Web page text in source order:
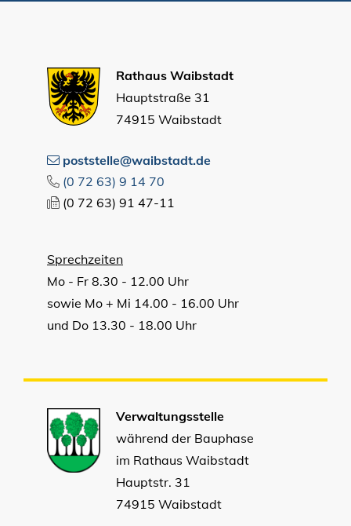
Rathaus Waibstadt
Hauptstraße 31
74915 Waibstadt
poststelle@waibstadt.de
(0 72 63) 9 14 70
(0 72 63) 91 47-11
Sprechzeiten
Mo - Fr 8.30 - 12.00 Uhr
sowie Mo + Mi 14.00 - 16.00 Uhr
und Do 13.30 - 18.00 Uhr
Verwaltungsstelle
während der Bauphase
im Rathaus Waibstadt
Hauptstr. 31
74915 Waibstadt